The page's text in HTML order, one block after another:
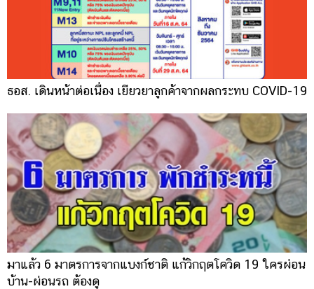
ธอส. เดินหน้าต่อเนื่อง เยียวยาลูกค้าจากผลกระทบ COVID-19
มาแล้ว 6 มาตรการจากแบงก์ชาติ แก้วิกฤตโควิด 19 ใครผ่อน
บ้าน-ผ่อนรถ ต้องดู